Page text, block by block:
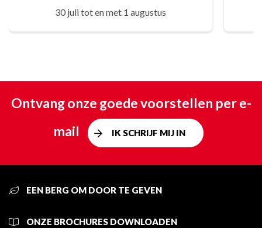
30 juli tot en met 1 augustus
Ontvang onze goede voorstellen per e-
mail
IK SCHRIJF MIJ IN
EEN BERG OM DOOR TE GEVEN
ONZE BROCHURES DOWNLOADEN